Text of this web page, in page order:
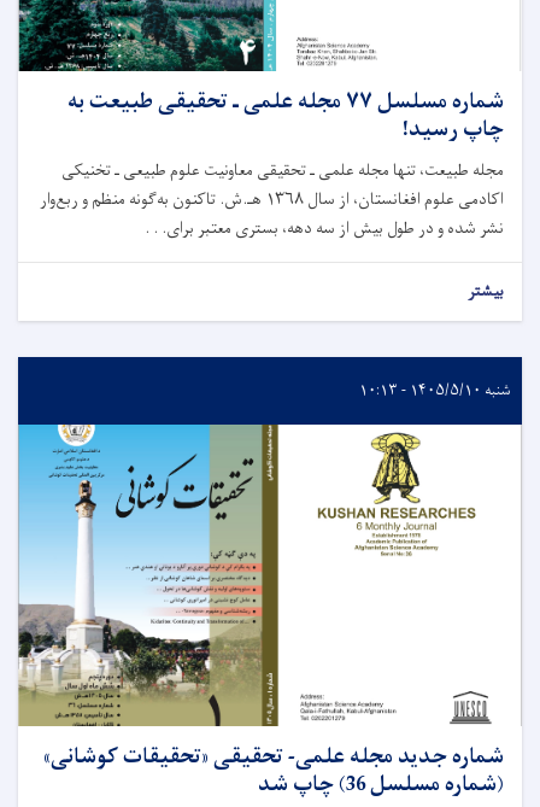
شماره مسلسل ۷۷ مجله علمی ـ تحقیقی طبیعت به
چاپ رسید!
مجله طبیعت، تنها مجله علمی ـ تحقیقی معاونیت علوم طبیعی ـ تخنیکی
اکادمی علوم افغانستان، از سال ۱۳۶۸ هـ.ش. تاکنون به‌گونه منظم و ربع‌وار
نشر شده و در طول بیش از سه دهه، بستری معتبر برای. . .
بیشتر
شنبه ۱۴۰۵/۵/۱۰ - ۱۰:۱۳
شماره جدید مجله علمی- تحقیقی «تحقیقات کوشانی»
(شماره مسلسل 36) چاپ شد